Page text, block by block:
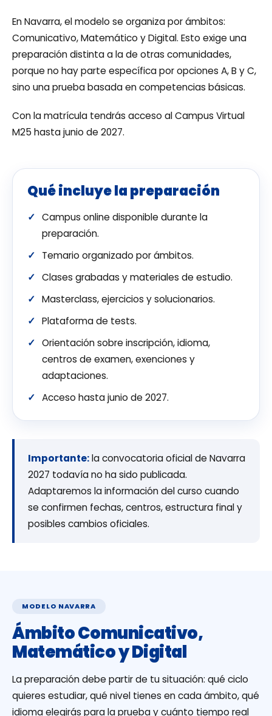
En Navarra, el modelo se organiza por ámbitos:
Comunicativo, Matemático y Digital. Esto exige una
preparación distinta a la de otras comunidades,
porque no hay parte específica por opciones A, B y C,
sino una prueba basada en competencias básicas.
Con la matrícula tendrás acceso al Campus Virtual
M25 hasta junio de 2027.
Qué incluye la preparación
Campus online disponible durante la
preparación.
Temario organizado por ámbitos.
Clases grabadas y materiales de estudio.
Masterclass, ejercicios y solucionarios.
Plataforma de tests.
Orientación sobre inscripción, idioma,
centros de examen, exenciones y
adaptaciones.
Acceso hasta junio de 2027.
Importante:la convocatoria oficial de Navarra
2027 todavía no ha sido publicada.
Adaptaremos la información del curso cuando
se confirmen fechas, centros, estructura final y
posibles cambios oficiales.
MODELO NAVARRA
Ámbito Comunicativo,
Matemático y Digital
La preparación debe partir de tu situación: qué ciclo
quieres estudiar, qué nivel tienes en cada ámbito, qué
idioma elegirás para la prueba y cuánto tiempo real